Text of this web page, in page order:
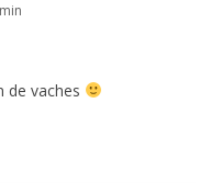
de vaches